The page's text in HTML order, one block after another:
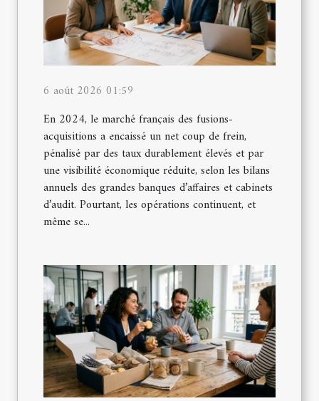
6 août 2026 01:59
En 2024, le marché français des fusions-
acquisitions a encaissé un net coup de frein,
pénalisé par des taux durablement élevés et par
une visibilité économique réduite, selon les bilans
annuels des grandes banques d’affaires et cabinets
d’audit. Pourtant, les opérations continuent, et
même se...